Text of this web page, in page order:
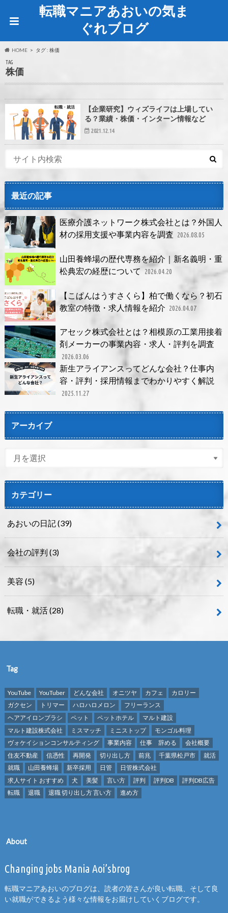
転職マニアあおいの気ま
ぐれブログ
HOME タグ : 株価
TAG
株価
転職・就活
【企業研究】ウィズライフは上場してい
る？業績・株価・インターン情報など
2021.12.14
最近の記事
医療介護ネットワーク株式会社とは？外国人
材の採用支援や事業内容を調査 2026.08.05
山田養蜂場の歴代専務を紹介｜新名義明・重
松典宏の経歴について
2026.04.20
【こぱんはうすさくら】柏で働くなら？初石
教室の特徴・求人情報を紹介 2026.04.07
アセック株式会社とは？相模原の工業用接着
剤メーカーの事業内容・求人・評判を調査
2026.03.06
新生アライアンスってどんな会社？仕事内
容・評判・採用情報までわかりやすく解説
2025.11.27
アーカイブ
カテゴリー
あおいの日記(39)
会社の評判 (3)
美容 (5)
転職・就活(28)
Tag
YouTube YouTuber どんな会社 オニツヤ カフェ
カロリー
ガクセン
トリマー ハロハロメロン
フリーランス
ヘアアイロンブラシ
ペット ペットホテル
マルト建設
マルト建設株式会社
ミスマッチ ミニストップ
モンゴル料理
ヴォケイションコンサルティング
事業内容 仕事 辞める
会社概要
住友不動産
信憑性 再開発 切り出し方 前兆 千葉県松戸市
就活
就職
山田養蜂場 新卒採用 日管
日管株式会社
求人サイト おすすめ
犬 美髪 言い方 評判 評判DB
評判DB広告
転職
退職 退職 切り出し方 言い方 進め方
About
Changing jobs Mania Aoi’sbrog
転職マニアあおいのブログは、読者の皆さんが良い転職、そして良
い就職ができるよう様々な情報をお届けしていくブログです。